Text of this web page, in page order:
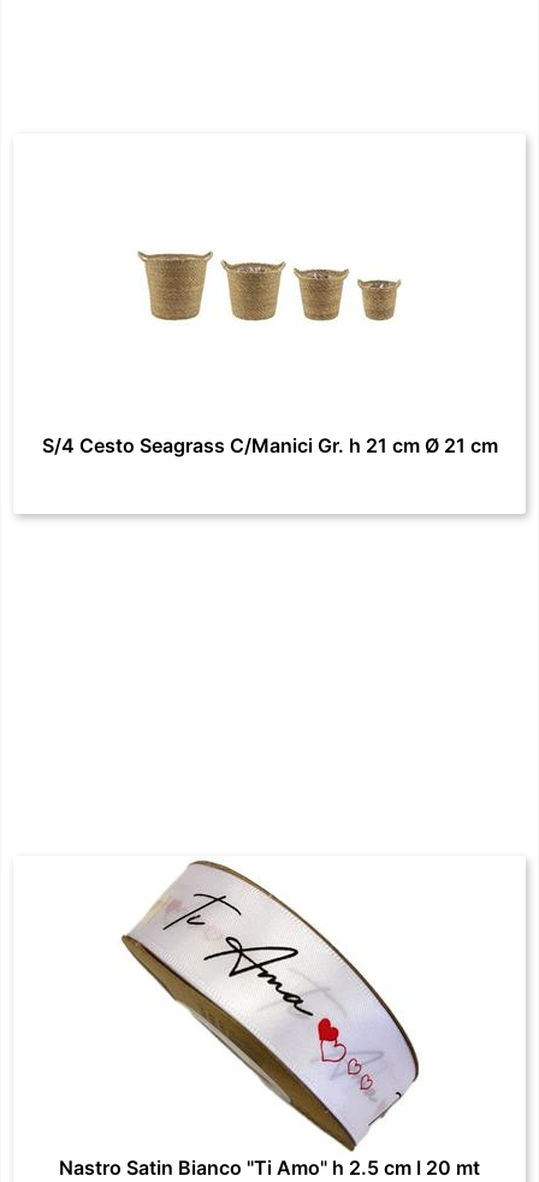
S/4 Cesto Seagrass C/Manici Gr. h 21 cm Ø 21 cm
Nastro Satin Bianco "Ti Amo" h 2.5 cm l 20 mt